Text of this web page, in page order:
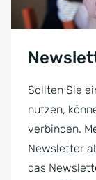
Sollten Sie
nutzen,
verbinden.
Newsletter
das